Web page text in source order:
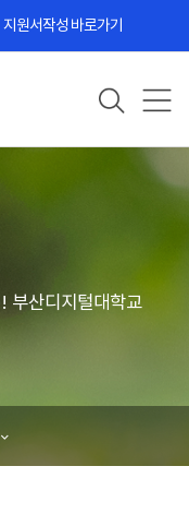
지원서작성 바로가기
산디지털대학교